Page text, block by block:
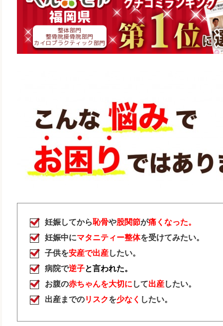
妊娠してから恥骨や股関節が痛くなった。
妊娠中にマタニティー整体を受けてみたい。
子供を安産で出産したい。
病院で逆子と言われた。
お腹の赤ちゃんを大切に して出産したい。
出産までのリスクを少なく したい。